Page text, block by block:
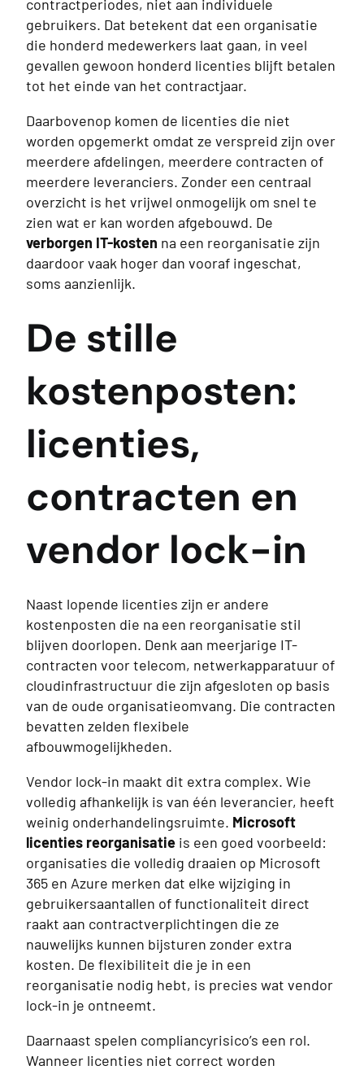
contractperiodes, niet aan individuele
gebruikers. Dat betekent dat een organisatie
die honderd medewerkers laat gaan, in veel
gevallen gewoon honderd licenties blijft betalen
tot het einde van het contractjaar.
Daarbovenop komen de licenties die niet
worden opgemerkt omdat ze verspreid zijn over
meerdere afdelingen, meerdere contracten of
meerdere leveranciers. Zonder een centraal
overzicht is het vrijwel onmogelijk om snel te
zien wat er kan worden afgebouwd. De
verborgen IT-kosten na een reorganisatie zijn
daardoor vaak hoger dan vooraf ingeschat,
soms aanzienlijk.
De stille
kostenposten:
licenties,
contracten en
vendor lock-in
Naast lopende licenties zijn er andere
kostenposten die na een reorganisatie stil
blijven doorlopen. Denk aan meerjarige IT-
contracten voor telecom, netwerkapparatuur of
cloudinfrastructuur die zijn afgesloten op basis
van de oude organisatieomvang. Die contracten
bevatten zelden flexibele
afbouwmogelijkheden.
Vendor lock-in maakt dit extra complex. Wie
volledig afhankelijk is van één leverancier, heeft
weinig onderhandelingsruimte. Microsoft
licenties reorganisatie is een goed voorbeeld:
organisaties die volledig draaien op Microsoft
365 en Azure merken dat elke wijziging in
gebruikersaantallen of functionaliteit direct
raakt aan contractverplichtingen die ze
nauwelijks kunnen bijsturen zonder extra
kosten. De flexibiliteit die je in een
reorganisatie nodig hebt, is precies wat vendor
lock-in je ontneemt.
Daarnaast spelen compliancyrisico’s een rol.
Wanneer licenties niet correct worden